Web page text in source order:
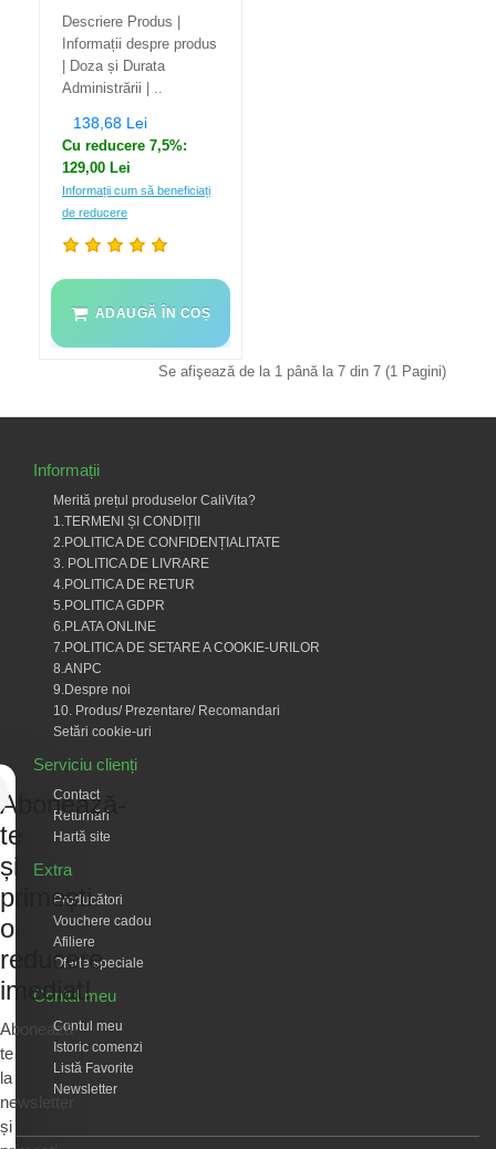
Descriere Produs |
Informații despre produs
| Doza și Durata
Administrării | ..
138,68 Lei
Cu reducere 7,5%:
129,00 Lei
Informații cum să beneficiați
de reducere
ADAUGĂ ÎN COȘ
Se afişează de la 1 până la 7 din 7 (1 Pagini)
Informații
Merită prețul produselor CaliVita?
1.TERMENI ȘI CONDIȚII
2.POLITICA DE CONFIDENȚIALITATE
3. POLITICA DE LIVRARE
4.POLITICA DE RETUR
5.POLITICA GDPR
6.PLATA ONLINE
7.POLITICA DE SETARE A COOKIE-URILOR
8.ANPC
9.Despre noi
10. Produs/ Prezentare/ Recomandari
Setări cookie-uri
Serviciu clienți
Contact
Returnări
Hartă site
Extra
Producători
Vouchere cadou
Afiliere
Oferte speciale
Contul meu
Contul meu
Istoric comenzi
Listă Favorite
Newsletter
Abonează-
te
și
primești
o
reducere
imediat!
Abonează-
te
la
newsletter
și